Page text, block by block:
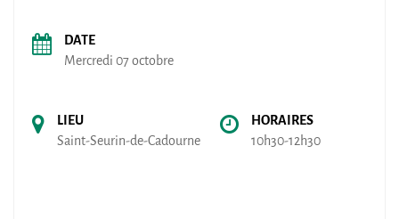
DATE
Mercredi 07 octobre
LIEU
Saint-Seurin-de-Cadourne
HORAIRES
10h30-12h30